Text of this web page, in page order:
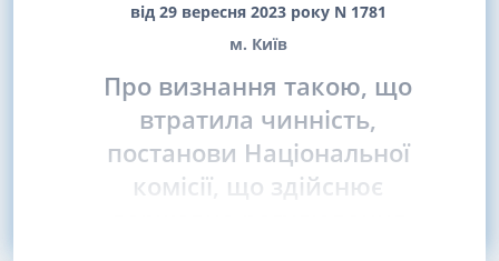
від 29 вересня 2023 року N 1781
м. Київ
Про визнання такою, що
втратила чинність,
постанови Національної
комісії, що здійснює